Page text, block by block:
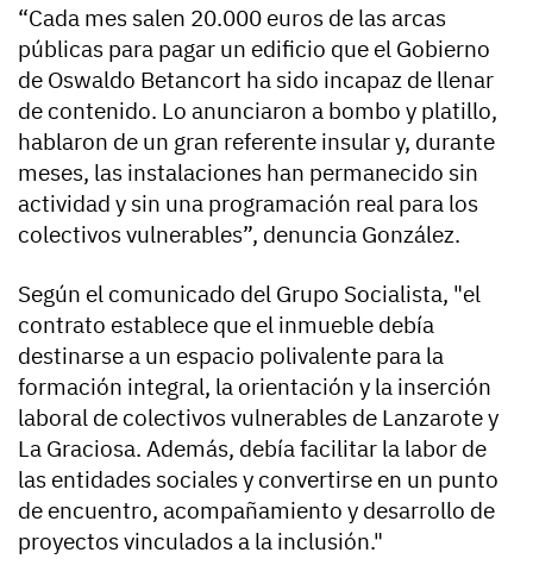
“Cada mes salen 20.000 euros de las arcas
públicas para pagar un edificio que el Gobierno
de Oswaldo Betancort ha sido incapaz de llenar
de contenido. Lo anunciaron a bombo y platillo,
hablaron de un gran referente insular y, durante
meses, las instalaciones han permanecido sin
actividad y sin una programación real para los
colectivos vulnerables”, denuncia González.
Según el comunicado del Grupo Socialista, "el
contrato establece que el inmueble debía
destinarse a un espacio polivalente para la
formación integral, la orientación y la inserción
laboral de colectivos vulnerables de Lanzarote y
La Graciosa. Además, debía facilitar la labor de
las entidades sociales y convertirse en un punto
de encuentro, acompañamiento y desarrollo de
proyectos vinculados a la inclusión."